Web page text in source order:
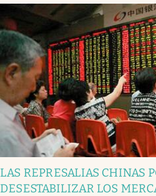
LAS REPRESALIAS CHINAS
DESESTABILIZAR LOS